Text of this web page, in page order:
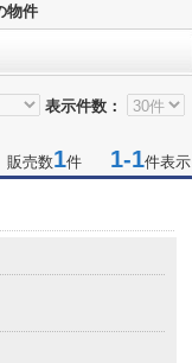
物件
表示件数：
販売数1件 1-1件表示